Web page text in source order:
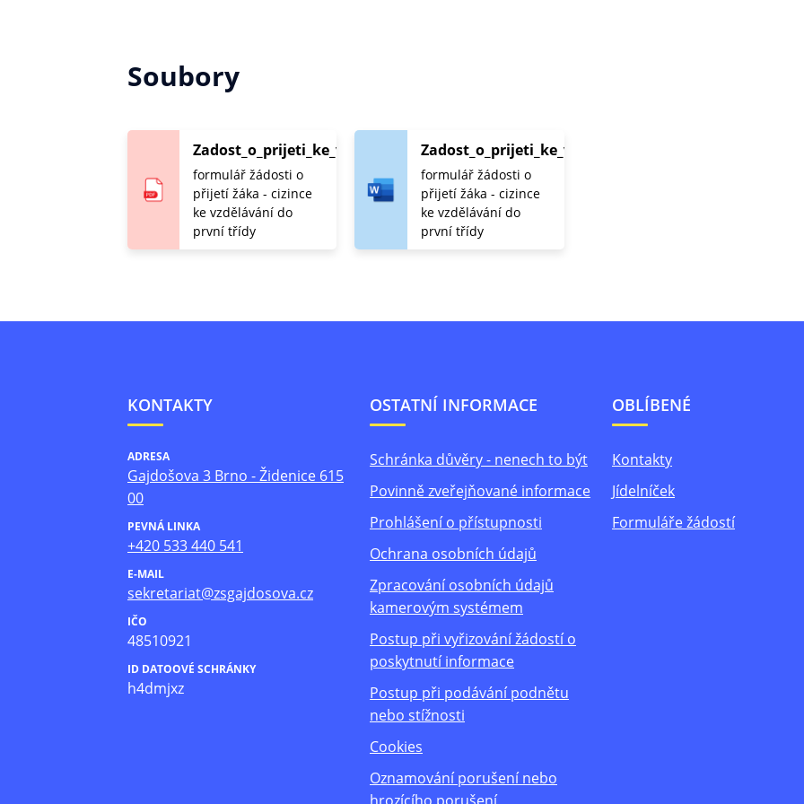
Soubory
Zadost_o_prijeti_ke_vzdelavani_zapis_cizinci
formulář žádosti o
přijetí žáka - cizince
ke vzdělávání do
první třídy
Zadost_o_prijeti_ke_vzdelavani_zapis_cizinci
formulář žádosti o
přijetí žáka - cizince
ke vzdělávání do
první třídy
KONTAKTY
ADRESA
Gajdošova 3 Brno - Židenice 615
00
PEVNÁ LINKA
+420 533 440 541
E-MAIL
sekretariat@zsgajdosova.cz
IČO
48510921
ID DATOOVÉ SCHRÁNKY
h4dmjxz
OSTATNÍ INFORMACE
Schránka důvěry - nenech to být
Povinně zveřejňované informace
Prohlášení o přístupnosti
Ochrana osobních údajů
Zpracování osobních údajů
kamerovým systémem
Postup při vyřizování žádostí o
poskytnutí informace
Postup při podávání podnětu
nebo stížnosti
Cookies
Oznamování porušení nebo
OBLÍBENÉ
Kontakty
Jídelníček
Formuláře žádostí